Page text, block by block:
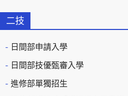
二技
日間部申請入學
日間部技優甄審入學
進修部單獨招生